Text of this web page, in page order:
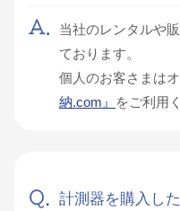
当社のレンタルや
ております。
個人のお客さまは
納.com』
をご利用
計測器を購入し